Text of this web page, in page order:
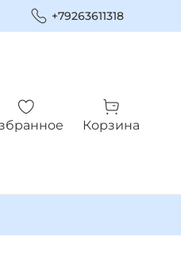
+79263611318
Корзина